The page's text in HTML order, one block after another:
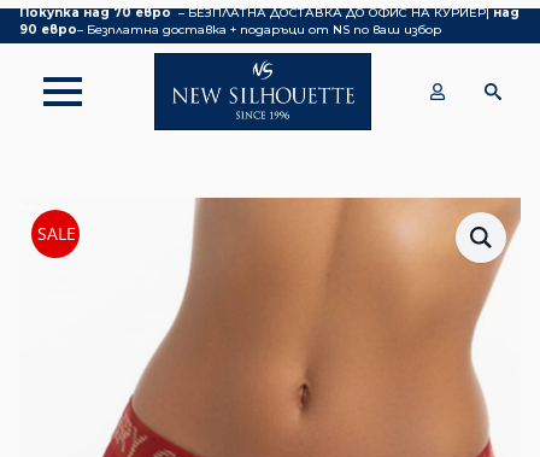
Покупка над 70 евро– БЕЗПЛАТНА ДОСТАВКА ДО ОФИС НА КУРИЕР|над
90 евро– Безплатна доставка + подаръци от NS по ваш избор
SALE